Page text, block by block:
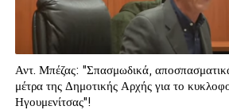
Αντ. Μπέζας: "Σπασμωδικά,
μέτρα της Δημοτικής Αρχής για το
Ηγουμενίτσας"!